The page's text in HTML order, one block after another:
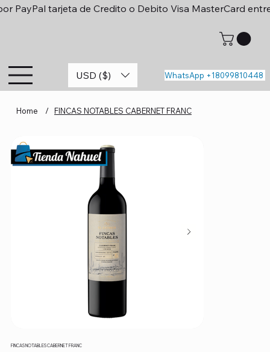
PayPal tarjeta de Credito o Debito Visa MasterCard
USD ($) WhatsApp +18099810448
Home / FINCAS NOTABLES CABERNET FRANC
FINCAS NOTABLES CABERNET FRANC